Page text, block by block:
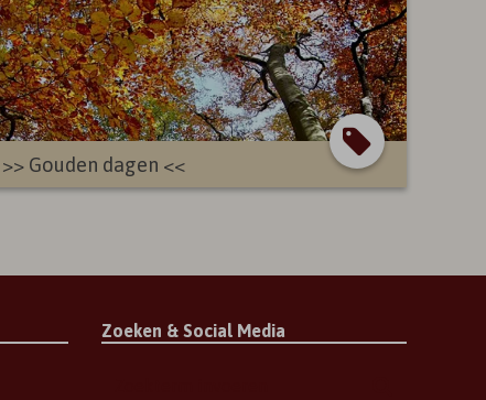
>> Gouden dagen <<
Zoeken & Social Media